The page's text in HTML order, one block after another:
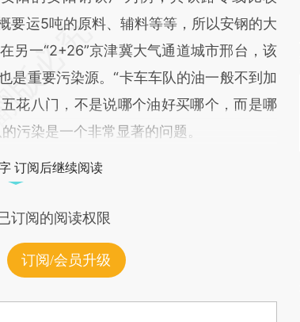
要运5吨的原料、辅料等等，所以安钢的大
另一“2+26”京津冀大气通道城市邢台，该
是重要污染源。“卡车车队的油一般不到加
花八门，不是说哪个油好买哪个，而是哪
污染是一个非常显著的问题。
订阅后继续阅读
订阅的阅读权限
订阅/会员升级